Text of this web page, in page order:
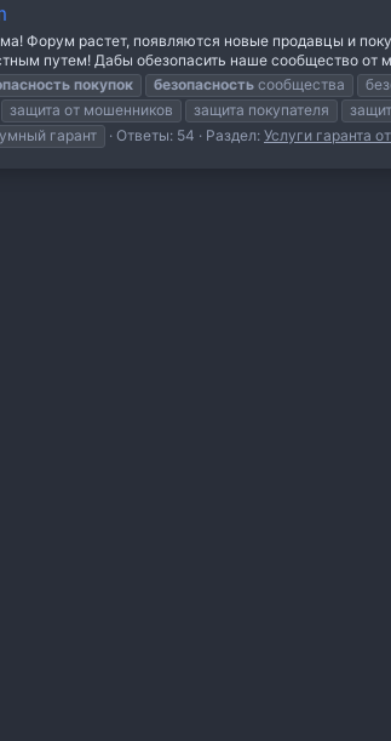
Форум растет, появляются новые продавцы и
путем! Дабы обезопасить наше сообщество от
покупок безопасность сообщества
защита от мошенников защита покупателя
гарант Ответы: 54 Раздел: Услуги гаранта